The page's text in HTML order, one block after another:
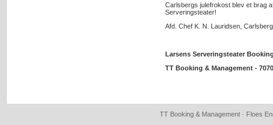
Carlsbergs julefrokost blev et brag
Serveringsteater!
Afd. Chef K. N. Lauridsen, Carlsberg
Larsens Serveringsteater
TT Booking & Management -
TT Booking & Management · Floes